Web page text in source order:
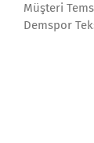
Müşteri
Demspor